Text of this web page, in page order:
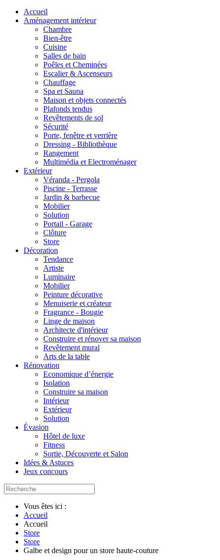
Accueil
Aménagement intérieur
Chambre
Bien-être
Cuisine
Salles de bain
Poêles et Cheminées
Escalier & Ascenseurs
Chauffage
Spa et Sauna
Maison et objets connectés
Plafonds tendus
Revêtements de sol
Sécurité
Porte, fenêtre et verrière
Dressing - Bibliothèque
Rangement
Multimédia et Electroménager
Extérieur
Véranda - Pergola
Piscine - Terrasse
Jardin & barbecue
Mobilier
Solution
Portail - Garage
Clôture
Store
Décoration
Tendance
Artiste
Luminaire
Mobilier
Peinture décorative
Menuiserie et créateur
Fragrance - Bougie
Linge de maison
Architecte d'intérieur
Construire et rénover sa maison
Revêtement mural
Arts de la table
Rénovation
Economique d’énergie
Isolation
Construire sa maison
Intérieur
Extérieur
Solution
Évasion
Hôtel de luxe
Fitness
Sortie, Découverte et Salon
Idées & Astuces
Jeux concours
Vous êtes ici :
Accueil
Accueil
Store
Store
Galbe et design pour un store haute-couture